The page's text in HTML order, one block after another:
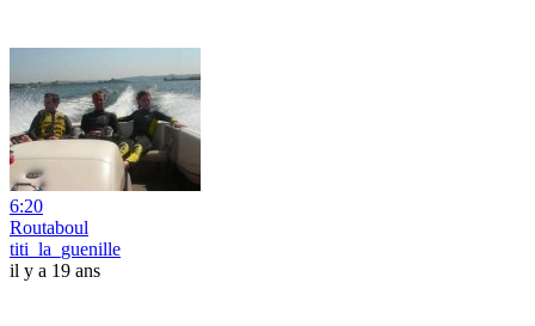
6:20
Routaboul
titi_la_guenille
il y a 19 ans